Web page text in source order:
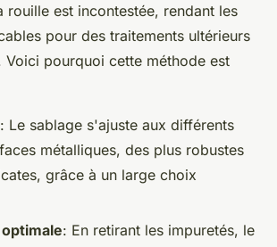
rouille est incontestée, rendant les
pour des traitements ultérieurs
Voici pourquoi cette méthode est
: Le sablage s'ajuste aux différents
métalliques, des plus robustes
grâce à un large choix
: En retirant les impuretés, le